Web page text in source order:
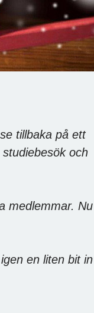
tillbaka på ett
och
medlemmar. Nu
en liten bit in